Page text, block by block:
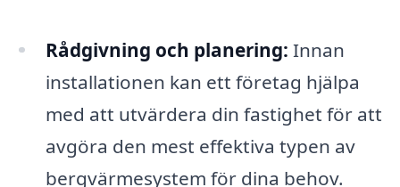
Rådgivning och planering: Innan
installationen kan ett företag hjälpa
med att utvärdera din fastighet för att
avgöra den mest effektiva typen av
bergvärmesystem för dina behov.